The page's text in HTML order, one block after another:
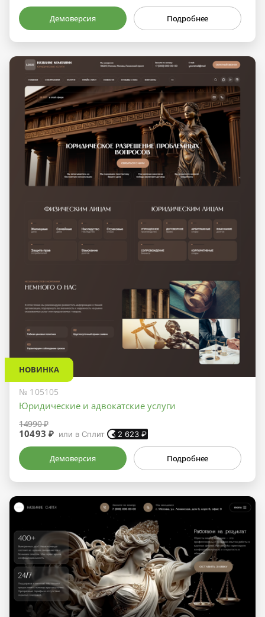
Демоверсия Подробнее
НОВИНКА
№ 105105
Юридические и адвокатские услуги
14990 ₽
10493 ₽ или в Сплит 2 623 ₽
Демоверсия Подробнее